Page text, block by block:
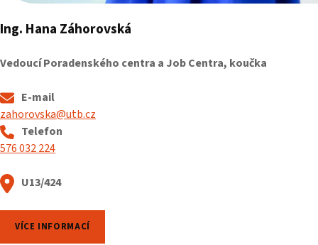
Ing. Hana Záhorovská
Vedoucí Poradenského centra a Job Centra, koučka
E-mail
zahorovska@utb.cz
Telefon
576 032 224
U13/424
VÍCE INFORMACÍ